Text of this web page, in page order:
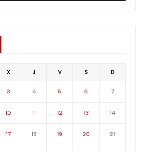
X J V S D
3 4 5 6 7
10 11 12 13 14
17 18 19 20 21